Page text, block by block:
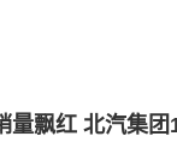
量飘红 北汽集